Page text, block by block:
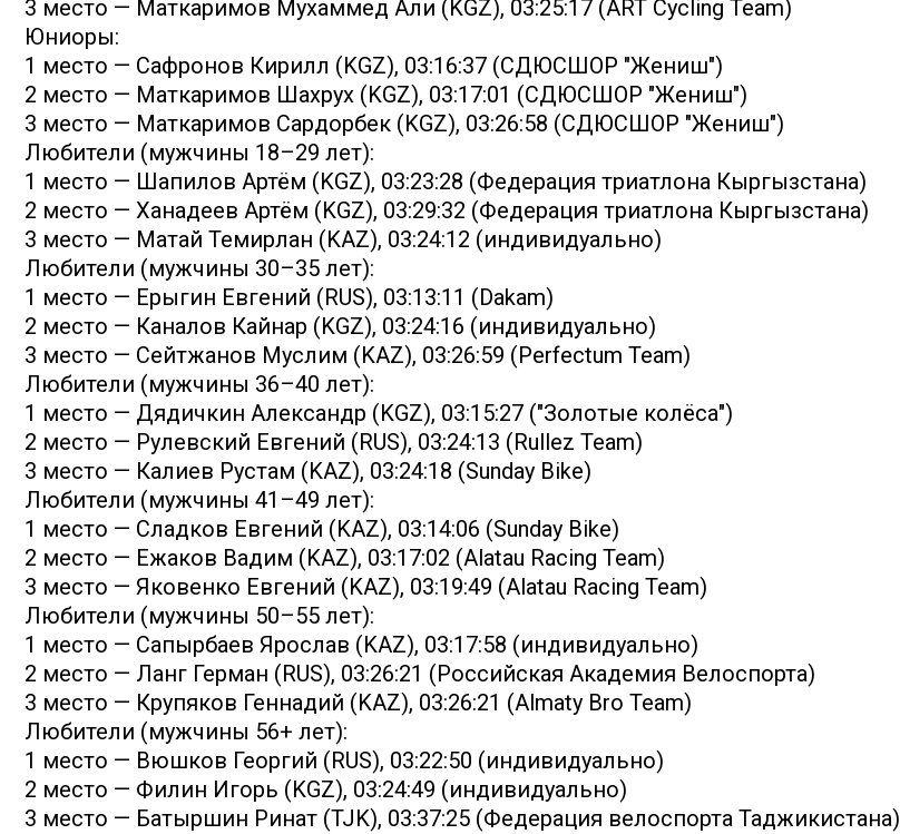
3 место — Маткаримов Мухаммед Али (KGZ), 03:25:17 (ART Cycling Team)
Юниоры:
1 место — Сафронов Кирилл (KGZ), 03:16:37 (СДЮСШОР "Жениш")
2 место — Маткаримов Шахрух (KGZ), 03:17:01 (СДЮСШОР "Жениш")
3 место — Маткаримов Сардорбек (KGZ), 03:26:58 (СДЮСШОР "Жениш")
Любители (мужчины 18–29 лет):
1 место — Шапилов Артём (KGZ), 03:23:28 (Федерация триатлона Кыргызстана)
2 место — Ханадеев Артём (KGZ), 03:29:32 (Федерация триатлона Кыргызстана)
3 место — Матай Темирлан (KAZ), 03:24:12 (индивидуально)
Любители (мужчины 30–35 лет):
1 место — Ерыгин Евгений (RUS), 03:13:11 (Dakam)
2 место — Каналов Кайнар (KGZ), 03:24:16 (индивидуально)
3 место — Сейтжанов Муслим (KAZ), 03:26:59 (Perfectum Team)
Любители (мужчины 36–40 лет):
1 место — Дядичкин Александр (KGZ), 03:15:27 ("Золотые колёса")
2 место — Рулевский Евгений (RUS), 03:24:13 (Rullez Team)
3 место — Калиев Рустам (KAZ), 03:24:18 (Sunday Bike)
Любители (мужчины 41–49 лет):
1 место — Сладков Евгений (KAZ), 03:14:06 (Sunday Bike)
2 место — Ежаков Вадим (KAZ), 03:17:02 (Alatau Racing Team)
3 место — Яковенко Евгений (KAZ), 03:19:49 (Alatau Racing Team)
Любители (мужчины 50–55 лет):
1 место — Сапырбаев Ярослав (KAZ), 03:17:58 (индивидуально)
2 место — Ланг Герман (RUS), 03:26:21 (Российская Академия Велоспорта)
3 место — Крупяков Геннадий (KAZ), 03:26:21 (Almaty Bro Team)
Любители (мужчины 56+ лет):
1 место — Вюшков Георгий (RUS), 03:22:50 (индивидуально)
2 место — Филин Игорь (KGZ), 03:24:49 (индивидуально)
3 место — Батыршин Ринат (TJK), 03:37:25 (Федерация велоспорта Таджикистана)